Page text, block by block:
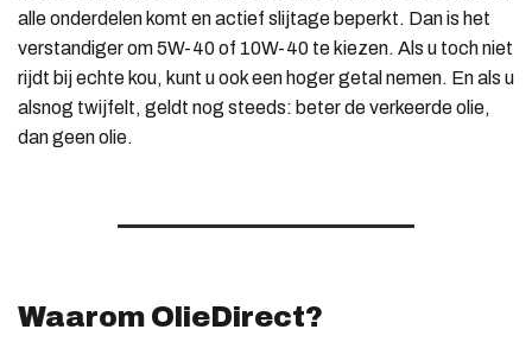
alle onderdelen komt en actief slijtage beperkt. Dan is het
verstandiger om 5W-40 of 10W-40 te kiezen. Als u toch niet
rijdt bij echte kou, kunt u ook een hoger getal nemen. En als u
alsnog twijfelt, geldt nog steeds: beter de verkeerde olie,
dan geen olie.
Waarom OlieDirect?